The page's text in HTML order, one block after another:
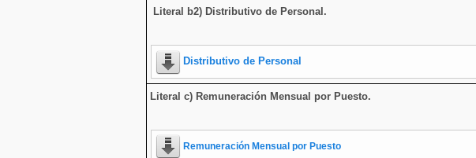
Literal b2) Distributivo de Personal.
Distributivo de Personal
Literal c) Remuneración Mensual por Puesto.
Remuneración Mensual por Puesto